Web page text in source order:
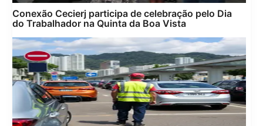
Conexão Cecierj participa de celebração pelo Dia
do Trabalhador na Quinta da Boa Vista